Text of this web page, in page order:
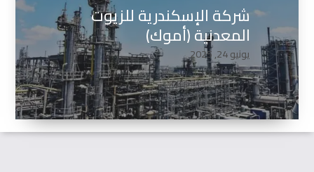
شركة الإسكندرية للزيوت
المعدنية (أموك)
يونيو 24, 2025